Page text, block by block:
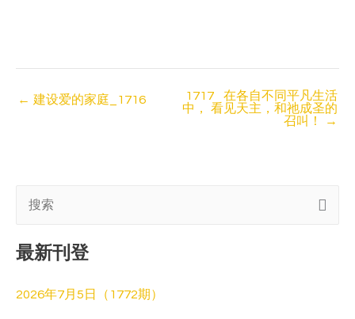
← 建设爱的家庭_1716
1717 在各自不同平凡生活
中， 看见天主，和祂成圣的
召叫！
→
:最新刊登
2026年7月5日（1772期）